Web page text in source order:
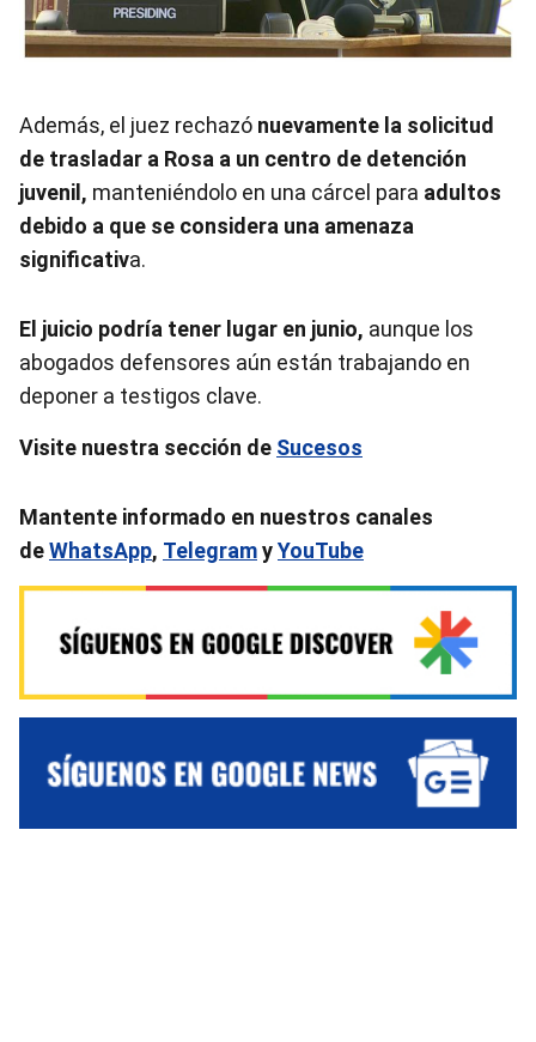
Además, el juez rechazó nuevamente la solicitud
de trasladar a Rosa a un centro de detención
juvenil, manteniéndolo en una cárcel para adultos
debido a que se considera una amenaza
significativa.
El juicio podría tener lugar en junio, aunque los
abogados defensores aún están trabajando en
deponer a testigos clave.
Visite nuestra sección de Sucesos
Mantente informado en nuestros canales
deWhatsApp, TelegramyYouTube